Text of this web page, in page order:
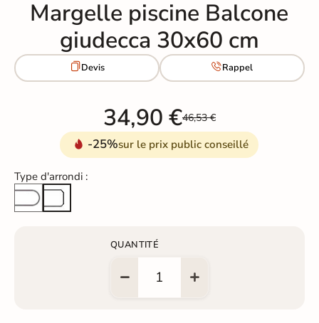
Margelle piscine Balcone
giudecca 30x60 cm
Devis Rappel
34,90 €46,53 €
-25%sur le prix public conseillé
Type d'arrondi :
Arrondi total
Arête cassée
QUANTITÉ